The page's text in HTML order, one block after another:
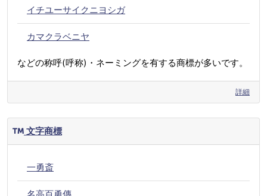
イチユーサイクニヨシガ
カマクラベニヤ
などの称呼(呼称)・ネーミングを有する商標が多いです。
詳細
文字商標
一勇斎